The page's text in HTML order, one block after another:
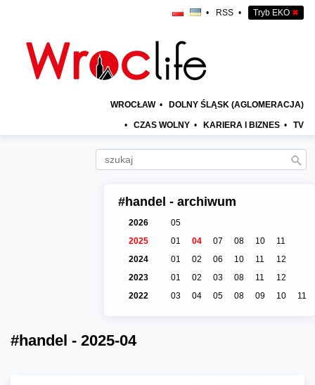
• RSS • Tryb EKO ✖
WROCŁAW • DOLNY ŚLĄSK (AGLOMERACJA)
• CZAS WOLNY • KARIERA I BIZNES • TV
#handel - archiwum
2026
05
2025
01 04 07 08 10
11
2024
01 02 06 10 11
12
2023
01 02 03 08 11
12
2022
03 04 05 08 09 10 11
#handel - 2025-04